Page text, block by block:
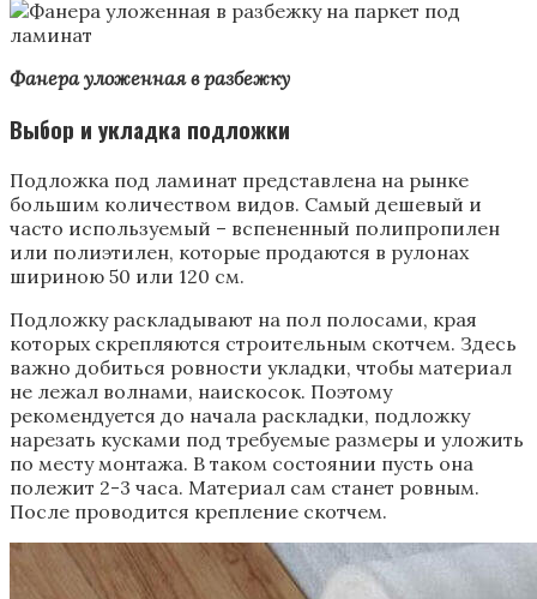
Фанера уложенная в разбежку
Выбор и укладка подложки
Подложка под ламинат представлена на рынке
большим количеством видов. Самый дешевый и
часто используемый – вспененный полипропилен
или полиэтилен, которые продаются в рулонах
шириною 50 или 120 см.
Подложку раскладывают на пол полосами, края
которых скрепляются строительным скотчем. Здесь
важно добиться ровности укладки, чтобы материал
не лежал волнами, наискосок. Поэтому
рекомендуется до начала раскладки, подложку
нарезать кусками под требуемые размеры и уложить
по месту монтажа. В таком состоянии пусть она
полежит 2-3 часа. Материал сам станет ровным.
После проводится крепление скотчем.